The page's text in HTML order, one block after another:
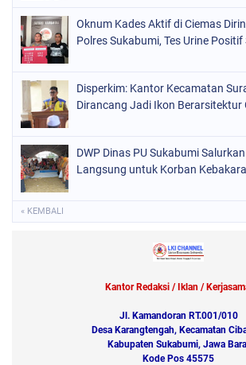
Oknum Kades Aktif di Ciemas
Polres Sukabumi, Tes Urine Positif
Disperkim: Kantor Kecamatan
Dirancang Jadi Ikon Berarsitektur
DWP Dinas PU Sukabumi
Langsung untuk Korban
« KEMBALI
Kantor Redaksi / Iklan /
Jl. Kamandoran RT.001/010
Desa Karangtengah, Kecamatan
Kabupaten Sukabumi, Jawa
Kode Pos 45575